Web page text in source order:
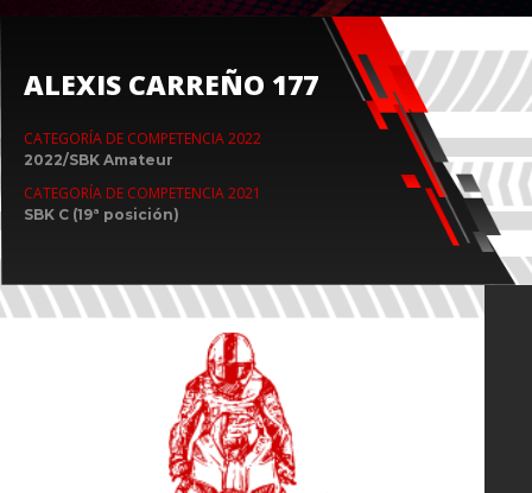
ALEXIS CARREÑO 177
CATEGORÍA DE COMPETENCIA 2022
2022/SBK Amateur
CATEGORÍA DE COMPETENCIA 2021
SBK C (19ª posición)